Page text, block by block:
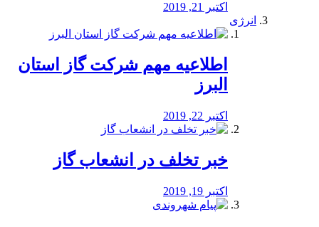
اکتبر 21, 2019
انرژی
️اطلاعیه مهم شرکت گاز استان
البرز
اکتبر 22, 2019
خبر تخلف در انشعاب گاز
اکتبر 19, 2019